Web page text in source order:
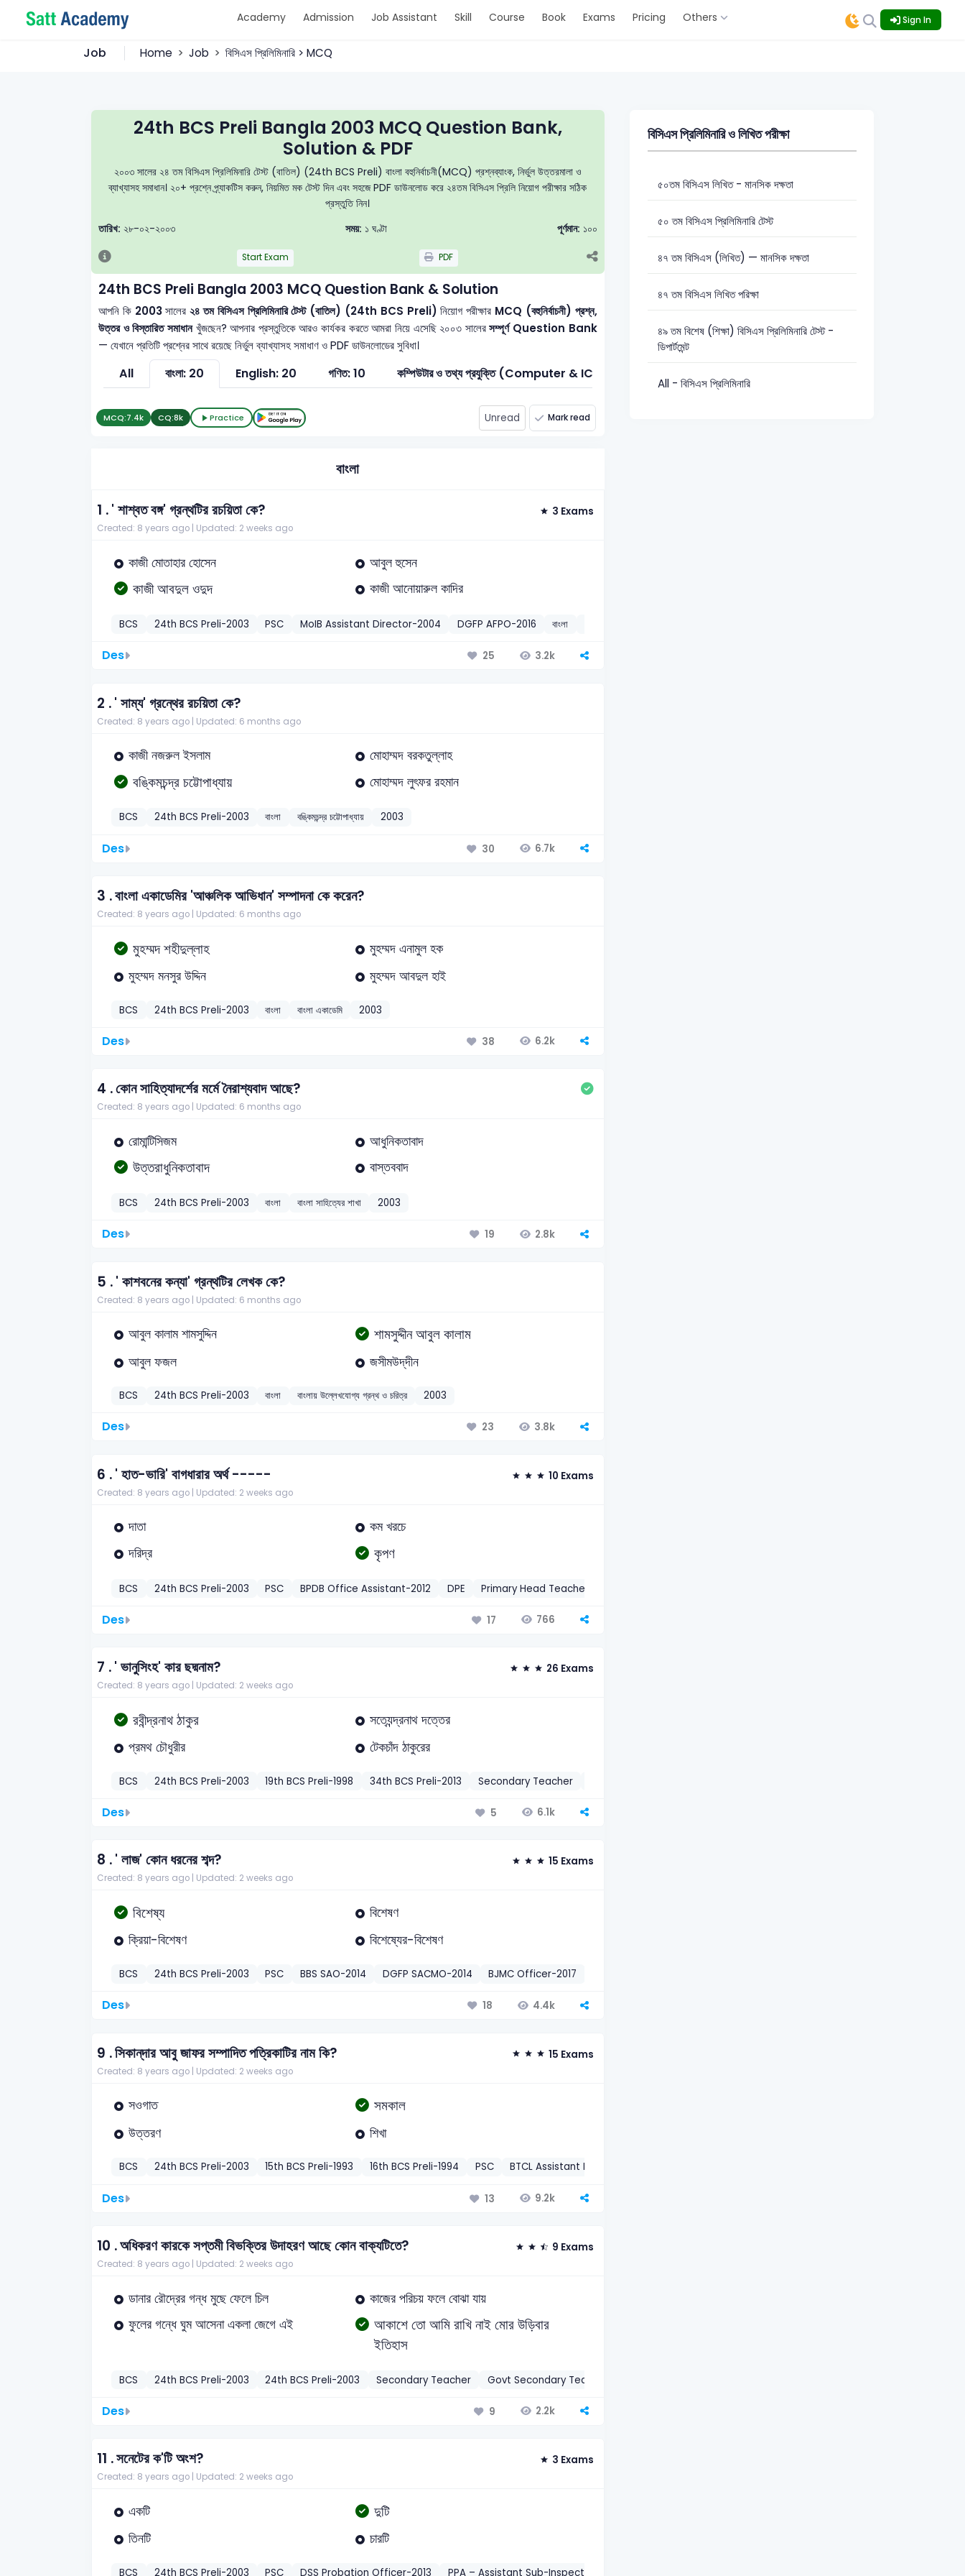
Academy Admission Job Assistant Skill Course Book Exams Pricing Others Sign In
Job Home Job বিসিএস প্রিলিমিনারি > MCQ
24th BCS Preli Bangla 2003 MCQ Question Bank,
Solution & PDF
২০০৩ সালের ২৪ তম বিসিএস প্রিলিমিনারি টেস্ট (বাতিল) (24th BCS Preli) বাংলা বহুনির্বাচনী(MCQ) প্রশ্নব্যাংক, নির্ভুল উত্তরমালা ও
ব্যাখ্যাসহ সমাধান। ২০+ প্রশ্নে প্র্যাকটিস করুন, নিয়মিত মক টেস্ট দিন এবং সহজে PDF ডাউনলোড করে ২৪তম বিসিএস প্রিলি নিয়োগ পরীক্ষার সঠিক
প্রস্তুতি নিন।
তারিখ: ২৮-০২-২০০৩ সময়: ১ ঘণ্টা পূর্ণমান: ১০০
Start Exam PDF
24th BCS Preli Bangla 2003 MCQ Question Bank & Solution
আপনি কি 2003সালের২৪ তম বিসিএস প্রিলিমিনারি টেস্ট (বাতিল) (24th BCS Preli)নিয়োগ পরীক্ষার MCQ (বহুনির্বাচনী) প্রশ্ন,
উত্তর ও বিস্তারিত সমাধানখুঁজছেন? আপনার প্রস্তুতিকে আরও কার্যকর করতে আমরা নিয়ে এসেছি ২০০৩ সালেরসম্পূর্ণ Question Bank
— যেখানে প্রতিটি প্রশ্নের সাথে রয়েছে নির্ভুল ব্যাখ্যাসহ সমাধাণ ও PDF ডাউনলোডের সুবিধা।
All বাংলা: 20 English: 20 গণিত: 10 কম্পিউটার ও তথ্য প্রযুক্তি (Computer & ICT): 1
MCQ:7.4k CQ:8k Practice Unread Mark read
বাংলা
1 .' শাশ্বত বঙ্গ' গ্রন্থটির রচয়িতা কে? 3 Exams
Created: 8 years ago | Updated: 2 weeks ago
কাজী মোতাহার হোসেন আবুল হুসেন
কাজী আবদুল ওদুদ কাজী আনোয়ারুল কাদির
BCS 24th BCS Preli-2003 PSC MoIB Assistant Director-2004 DGFP AFPO-2016 বাংলা
Des 25 3.2k
2 .' সাম্য' গ্রন্থের রচয়িতা কে?
Created: 8 years ago | Updated: 6 months ago
কাজী নজরুল ইসলাম মোহাম্মদ বরকতুল্লাহ
বঙ্কিমচন্দ্র চট্টোপাধ্যায় মোহাম্মদ লুৎফর রহমান
BCS 24th BCS Preli-2003 বাংলা বঙ্কিমচন্দ্র চট্টোপাধ্যায় 2003
Des 30 6.7k
3 .বাংলা একাডেমির 'আঞ্চলিক আভিধান' সম্পাদনা কে করেন?
Created: 8 years ago | Updated: 6 months ago
মুহম্মদ শহীদুল্লাহ
মুহম্মদ এনামুল হক
মুহম্মদ মনসুর উদ্দিন
মুহম্মদ আবদুল হাই
BCS 24th BCS Preli-2003 বাংলা বাংলা একাডেমি 2003
Des 38 6.2k
4 .কোন সাহিত্যাদর্শের মর্মে নৈরাশ্যবাদ আছে?
Created: 8 years ago | Updated: 6 months ago
রোমান্টিসিজম আধুনিকতাবাদ
উত্তরাধুনিকতাবাদ বাস্তববাদ
BCS 24th BCS Preli-2003 বাংলা বাংলা সাহিত্যের শাখা 2003
Des 19 2.8k
5 .' কাশবনের কন্যা' গ্রন্থটির লেখক কে?
Created: 8 years ago | Updated: 6 months ago
আবুল কালাম শামসুদ্দিন শামসুদ্দীন আবুল কালাম
আবুল ফজল জসীমউদ্‌দীন
BCS 24th BCS Preli-2003 বাংলা বাংলায় উল্লেখযোগ্য গ্রন্থ ও চরিত্র 2003
Des 23 3.8k
6 .' হাত-ভারি' বাগধারার অর্থ ----- 10 Exams
Created: 8 years ago | Updated: 2 weeks ago
দাতা
কম খরচে
দরিদ্র
কৃপণ
BCS 24th BCS Preli-2003 PSC BPDB Office Assistant-2012 DPE Primary Head Teacher-2012
Des 17 766
7 .' ভানুসিংহ' কার ছদ্মনাম? 26 Exams
Created: 8 years ago | Updated: 2 weeks ago
রবীন্দ্রনাথ ঠাকুর
সত্যেন্দ্রনাথ দত্তের
প্রমথ চৌধুরীর
টেকচাঁদ ঠাকুরের
BCS 24th BCS Preli-2003 19th BCS Preli-1998 34th BCS Preli-2013 Secondary Teacher
Des 5 6.1k
8 .' লাজ' কোন ধরনের শব্দ? 15 Exams
Created: 8 years ago | Updated: 2 weeks ago
বিশেষ্য
বিশেষণ
ক্রিয়া-বিশেষণ
বিশেষ্যের-বিশেষণ
BCS 24th BCS Preli-2003 PSC BBS SAO-2014 DGFP SACMO-2014 BJMC Officer-2017
Des 18 4.4k
9 .সিকান্‌দার আবু জাফর সম্পাদিত পত্রিকাটির নাম কি? 15 Exams
Created: 8 years ago | Updated: 2 weeks ago
সওগাত সমকাল
উত্তরণ শিখা
BCS 24th BCS Preli-2003 15th BCS Preli-1993 16th BCS Preli-1994 PSC BTCL Assistant Director/Accounts Officer-2004
Des 13 9.2k
10 .অধিকরণ কারকে সপ্তমী বিভক্তির উদাহরণ আছে কোন বাক্যটিতে? 9 Exams
Created: 8 years ago | Updated: 2 weeks ago
ডানার রৌদ্রের গন্ধ মুছে ফেলে চিল
কাজের পরিচয় ফলে বোঝা যায়
ফুলের গন্ধে ঘুম আসেনা একলা জেগে এই
আকাশে তো আমি রাখি নাই মোর উড়িবার
ইতিহাস
BCS 24th BCS Preli-2003 24th BCS Preli-2003 Secondary Teacher Govt Secondary Teacher-2008
Des 9 2.2k
11 .সনেটের ক'টি অংশ? 3 Exams
Created: 8 years ago | Updated: 2 weeks ago
একটি দুটি
তিনটি চারটি
BCS 24th BCS Preli-2003 PSC DSS Probation Officer-2013 PPA – Assistant Sub-Inspector-2018
বিসিএস প্রিলিমিনারি ও লিখিত পরীক্ষা
৫০তম বিসিএস লিখিত - মানসিক দক্ষতা
৫০ তম বিসিএস প্রিলিমিনারি টেস্ট
৪৭ তম বিসিএস (লিখিত) — মানসিক দক্ষতা
৪৭ তম বিসিএস লিখিত পরিক্ষা
৪৯ তম বিশেষ (শিক্ষা) বিসিএস প্রিলিমিনারি টেস্ট -
ডিপার্টমেন্ট
All - বিসিএস প্রিলিমিনারি